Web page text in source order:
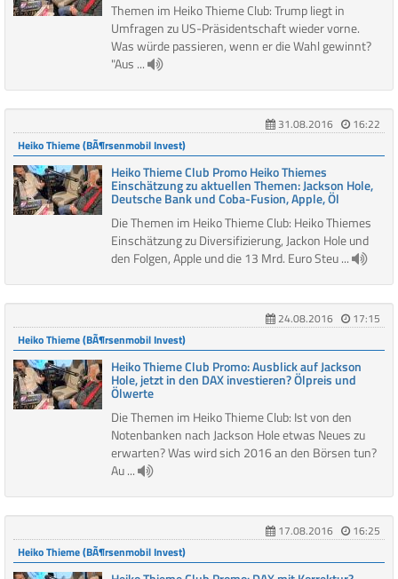
Themen im Heiko Thieme Club: Trump liegt in
Umfragen zu US-Präsidentschaft wieder vorne.
Was würde passieren, wenn er die Wahl gewinnt?
"Aus ...
31.08.2016
16:22
Heiko Thieme (BÃ¶rsenmobil Invest)
Heiko Thieme Club Promo Heiko Thiemes
Einschätzung zu aktuellen Themen: Jackson Hole,
Deutsche Bank und Coba-Fusion, Apple, Öl
Die Themen im Heiko Thieme Club: Heiko Thiemes
Einschätzung zu Diversifizierung, Jackon Hole und
den Folgen, Apple und die 13 Mrd. Euro Steu ...
24.08.2016
17:15
Heiko Thieme (BÃ¶rsenmobil Invest)
Heiko Thieme Club Promo: Ausblick auf Jackson
Hole, jetzt in den DAX investieren? Ölpreis und
Ölwerte
Die Themen im Heiko Thieme Club: Ist von den
Notenbanken nach Jackson Hole etwas Neues zu
erwarten? Was wird sich 2016 an den Börsen tun?
Au ...
17.08.2016
16:25
Heiko Thieme (BÃ¶rsenmobil Invest)